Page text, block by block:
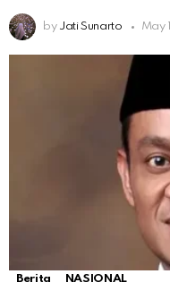
by Jati Sunarto May
Berita NASIONAL